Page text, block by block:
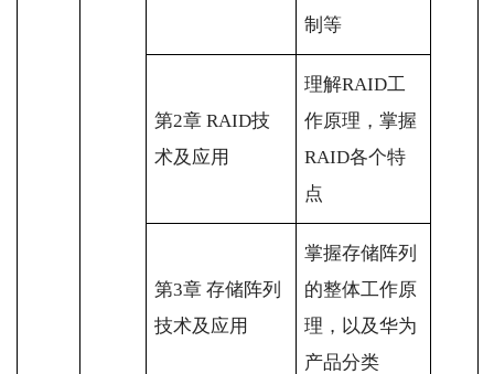
制等
第2章 RAID技
术及应用
理解RAID工
作原理，掌握
RAID各个特
点
第3章 存储阵列
技术及应用
掌握存储阵列
的整体工作原
理，以及华为
产品分类